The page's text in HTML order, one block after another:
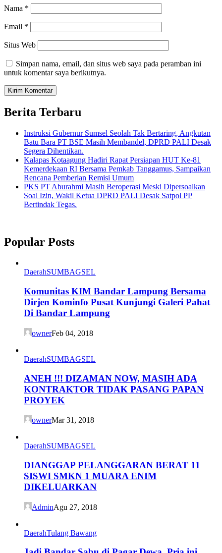
Nama *
Email *
Situs Web
Simpan nama, email, dan situs web saya pada peramban ini
untuk komentar saya berikutnya.
Berita Terbaru
Instruksi Gubernur Sumsel Seolah Tak Bertaring, Angkutan
Batu Bara PT BSE Masih Membandel, DPRD PALI Desak
Segera Dihentikan.
Kalapas Kotaagung Hadiri Rapat Persiapan HUT Ke-81
Kemerdekaan RI Bersama Pemkab Tanggamus, Sampaikan
Rencana Pemberian Remisi Umum
PKS PT Aburahmi Masih Beroperasi Meski Dipersoalkan
Soal Izin, Wakil Ketua DPRD PALI Desak Satpol PP
Bertindak Tegas.
Popular Posts
DaerahSUMBAGSEL
Komunitas KIM Bandar Lampung Bersama
Dirjen Kominfo Pusat Kunjungi Galeri Pahat
Di Bandar Lampung
ownerFeb 04, 2018
DaerahSUMBAGSEL
ANEH !!! DIZAMAN NOW, MASIH ADA
KONTRAKTOR TIDAK PASANG PAPAN
PROYEK
ownerMar 31, 2018
DaerahSUMBAGSEL
DIANGGAP PELANGGARAN BERAT 11
SISWI SMKN 1 MUARA ENIM
DIKELUARKAN
AdminAgu 27, 2018
DaerahTulang Bawang